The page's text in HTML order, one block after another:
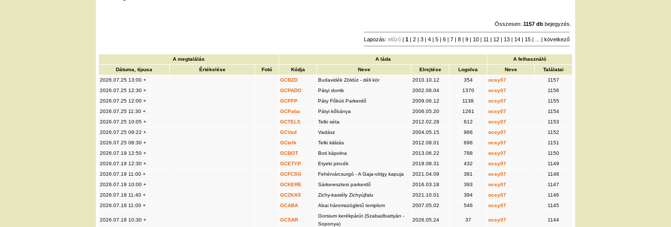
Összesen: 1157 db bejegyzés.
Lapozás: előző | 1 | 2 | 3 | 4 | 5 | 6 | 7 | 8 | 9 | 10 | 11 | 12 | 13 | 14 | 15 | ... | következő
A megtalálás A láda
A felhasználó
Dátuma, típusa
Értékelése Fotó Kódja Neve Elrejtése Logolva Neve
Találatai
2026.07.25 13:00 +
GCBZD Budavidék Zöldút - déli kör 2010.10.12 354 ocsy07
1157
2026.07.25 12:30 +
GCPADO Pátyi domb 2002.06.04 1370 ocsy07
1156
2026.07.25 12:00 +
GCPFP Páty Főkúti Parkerdő 2009.06.12 1138 ocsy07
1155
2026.07.25 11:30 +
GCPaba Pátyi kőbánya 2006.05.20 1261 ocsy07
1154
2026.07.25 10:05 +
GCTELS Telki séta 2012.02.28 612 ocsy07
1153
2026.07.25 09:22 +
GCVad Vadász 2004.05.15 966 ocsy07
1152
2026.07.25 08:30 +
GCtelk Telki kilátás 2012.08.01 696 ocsy07
1151
2026.07.19 12:50 +
GCBOT Boti kápolna 2013.06.22 788 ocsy07
1150
2026.07.19 12:30 +
GCETYP Etyeki pincék 2019.08.31 432 ocsy07
1149
2026.07.19 11:00 +
GCFCSG Fehérvárcsurgó - A Gaja-völgy kapuja 2021.04.09 381 ocsy07
1148
2026.07.19 10:00 +
GCKERE Sárkeresztesi parkerdő 2016.03.18 393 ocsy07
1147
2026.07.18 11:40 +
GCZKAS Zichy-kastély Zichyújfalu 2021.10.01 394 ocsy07
1146
2026.07.18 11:00 +
GCABA Abai háromszögletű templom 2007.05.02 546 ocsy07 1145
2026.07.18 10:30 + GCSAR
Gorsium kerékpárút (Szabadbattyán -
Soponya)
2026.05.24 37 ocsy07 1144